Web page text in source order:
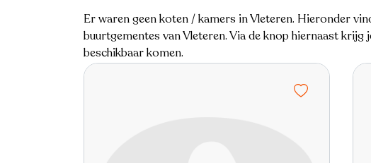
Er waren geen koten / kamers in Vleteren. Hieronder
buurtgementes van Vleteren. Via de knop hiernaast krijg
beschikbaar komen.